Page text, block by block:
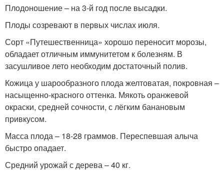
Плодоношение – на 3-й год после высадки.
Плоды созревают в первых числах июля.
Сорт «Путешественница» хорошо переносит морозы,
обладает отличным иммунитетом к болезням. В
засушливое лето необходим достаточный полив.
Кожица у шарообразного плода желтоватая, покровная –
насыщенно-красного оттенка. Мякоть оранжевой
окраски, средней сочности, с лёгким банановым
привкусом.
Масса плода – 18-28 граммов. Переспевшая алыча
быстро опадает.
Средний урожай с дерева – 40 кг.